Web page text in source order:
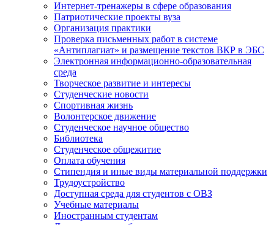
Интернет-тренажеры в сфере образования
Патриотические проекты вуза
Организация практики
Проверка письменных работ в системе
«Антиплагиат» и размещение текстов ВКР в ЭБС
Электронная информационно-образовательная
среда
Творческое развитие и интересы
Студенческие новости
Спортивная жизнь
Волонтерское движение
Студенческое научное общество
Библиотека
Студенческое общежитие
Оплата обучения
Стипендия и иные виды материальной поддержки
Трудоустройство
Доступная среда для студентов с ОВЗ
Учебные материалы
Иностранным студентам